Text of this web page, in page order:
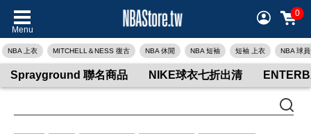
Menu
0
NBA 上衣 MITCHELL＆NESS 復古 NBA 休閒 NBA 短袖 短袖 上衣 NBA 球
Sprayground 聯名商品 NIKE球衣七折出清